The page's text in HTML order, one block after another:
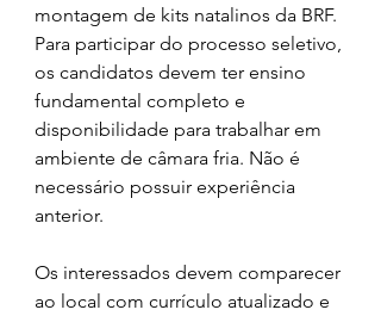
montagem de kits natalinos da BRF.
Para participar do processo seletivo,
os candidatos devem ter ensino
fundamental completo e
disponibilidade para trabalhar em
ambiente de câmara fria. Não é
necessário possuir experiência
anterior.
Os interessados devem comparecer
ao local com currículo atualizado e